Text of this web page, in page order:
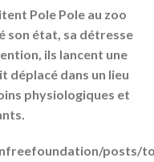
Pole Pole au zoo
son état, sa détresse
ils lancent une
déplacé dans un lieu
physiologiques et
posts/